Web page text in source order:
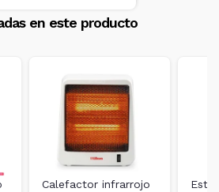
en este producto
Calefactor infrarrojo